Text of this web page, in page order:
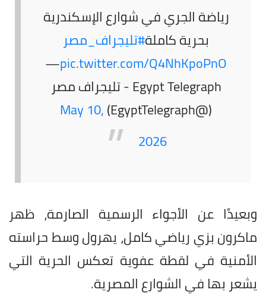
رياضة الجري في شوارع الإسكندرية
بحرية كاملة#تليجراف_مصر
pic.twitter.com/Q4NhKpoPnO
—
Egypt Telegraph - تليجراف مصر
(@EgyptTelegraph)
May 10,
2026
وبعيدًا عن الأجواء الرسمية الصارمة، ظهر
ماكرون بزي رياضي كامل، يهرول وسط حراسته
الأمنية في لقطة عفوية تعكس الحرية التي
يشعر بها في الشوارع المصرية.